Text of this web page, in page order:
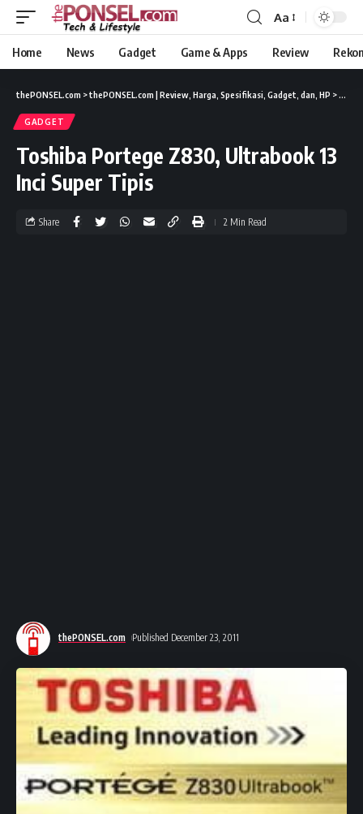
Aa
Home News Gadget Game & Apps Review
thePONSEL.com >thePONSEL.com | Review, Harga, Spesifikasi, Gadget, dan, HP >
GADGET
Toshiba Portege Z830, Ultrabook 13
Inci Super Tipis
thePONSEL.com Published December 23, 2011
Share 2 Min Read